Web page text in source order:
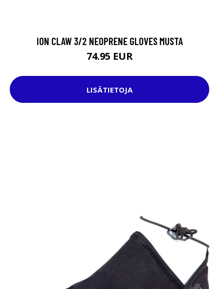
ION CLAW 3/2 NEOPRENE GLOVES MUSTA
74.95 EUR
LISÄTIETOJA